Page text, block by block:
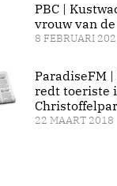
PBC |
vrouw van
8 FEBRUARI
ParadiseFM
redt toeriste
22 MAART 2018